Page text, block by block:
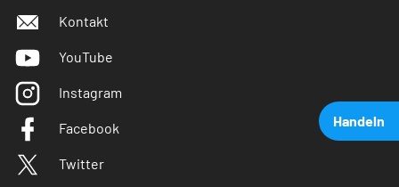
Handeln
Kontakt
YouTube
Instagram
Facebook
Twitter